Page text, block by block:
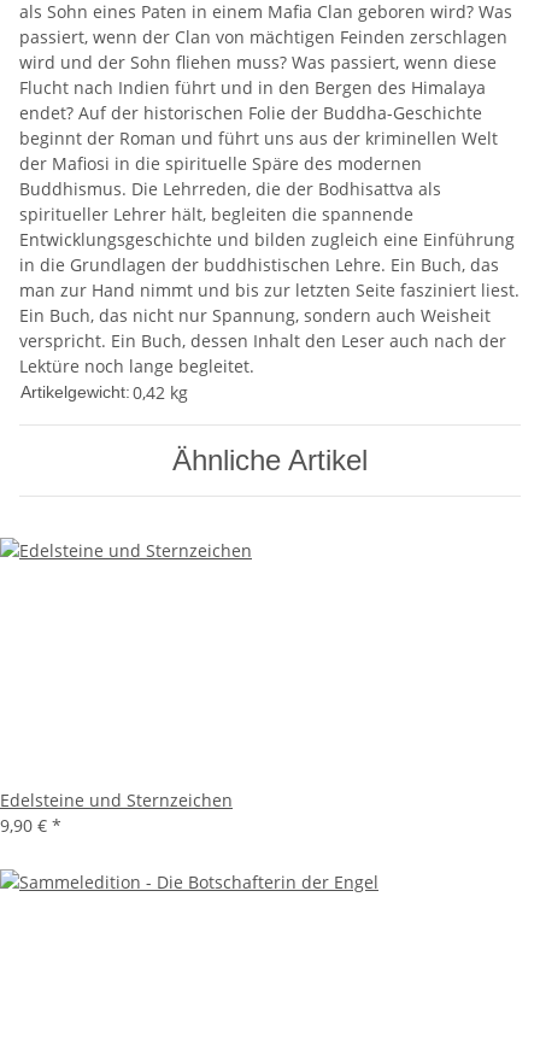
als Sohn eines Paten in einem Mafia Clan geboren wird? Was
passiert, wenn der Clan von mächtigen Feinden zerschlagen
wird und der Sohn fliehen muss? Was passiert, wenn diese
Flucht nach Indien führt und in den Bergen des Himalaya
endet? Auf der historischen Folie der Buddha-Geschichte
beginnt der Roman und führt uns aus der kriminellen Welt
der Mafiosi in die spirituelle Späre des modernen
Buddhismus. Die Lehrreden, die der Bodhisattva als
spiritueller Lehrer hält, begleiten die spannende
Entwicklungsgeschichte und bilden zugleich eine Einführung
in die Grundlagen der buddhistischen Lehre. Ein Buch, das
man zur Hand nimmt und bis zur letzten Seite fasziniert liest.
Ein Buch, das nicht nur Spannung, sondern auch Weisheit
verspricht. Ein Buch, dessen Inhalt den Leser auch nach der
Lektüre noch lange begleitet.
Artikelgewicht:0,42 kg
Ähnliche Artikel
Edelsteine und Sternzeichen
9,90 € *